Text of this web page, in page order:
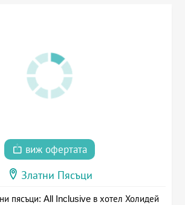
виж офертата
Златни Пясъци
пясъци: All Inclusive в хотел Холидей